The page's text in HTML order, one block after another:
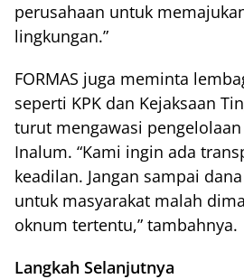
perusahaan untuk
lingkungan.”
FORMAS juga meminta
seperti KPK dan Kejaksaan
turut mengawasi pengelolaan
Inalum. “Kami ingin ada
keadilan. Jangan sampai
untuk masyarakat malah
oknum tertentu,” tambahnya.
Langkah Selanjutnya